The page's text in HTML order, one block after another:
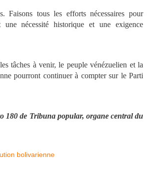
Faisons tous les efforts nécessaires pour
nécessité historique et une exigence
tâches à venir, le peuple vénézuelien et la
pourront continuer à compter sur le Parti
180 de Tribuna popular, organe central du
bolivarienne